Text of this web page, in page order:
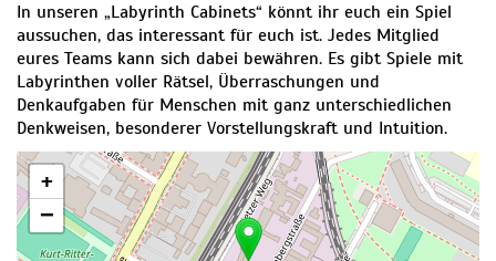
In unseren „Labyrinth Cabinets“ könnt ihr euch ein Spiel
aussuchen, das interessant für euch ist. Jedes Mitglied
eures Teams kann sich dabei bewähren. Es gibt Spiele mit
Labyrinthen voller Rätsel, Überraschungen und
Denkaufgaben für Menschen mit ganz unterschiedlichen
Denkweisen, besonderer Vorstellungskraft und Intuition.
+
−